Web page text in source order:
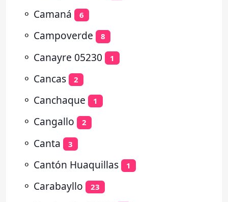
⚬ Camaná 6
⚬ Campoverde 8
⚬ Canayre 05230 1
⚬ Cancas 2
⚬ Canchaque 1
⚬ Cangallo 2
⚬ Canta 3
⚬ Cantón Huaquillas 1
⚬ Carabayllo 23